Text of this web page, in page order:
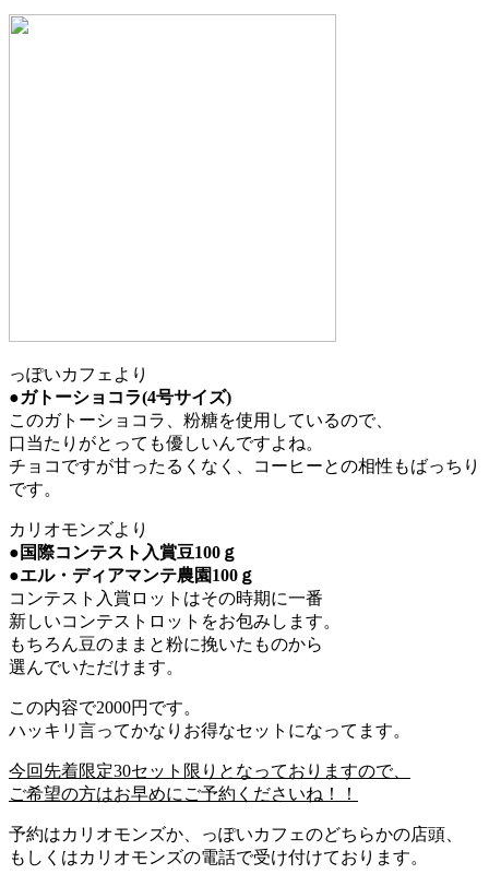
っぽいカフェより
●ガトーショコラ(4号サイズ)
このガトーショコラ、粉糖を使用しているので、
口当たりがとっても優しいんですよね。
チョコですが甘ったるくなく、コーヒーとの相性もばっちり
です。
カリオモンズより
●国際コンテスト入賞豆100ｇ
●エル・ディアマンテ農園100ｇ
コンテスト入賞ロットはその時期に一番
新しいコンテストロットをお包みします。
もちろん豆のままと粉に挽いたものから
選んでいただけます。
この内容で2000円です。
ハッキリ言ってかなりお得なセットになってます。
今回先着限定30セット限りとなっておりますので、
ご希望の方はお早めにご予約くださいね！！
予約はカリオモンズか、っぽいカフェのどちらかの店頭、
もしくはカリオモンズの電話で受け付けております。